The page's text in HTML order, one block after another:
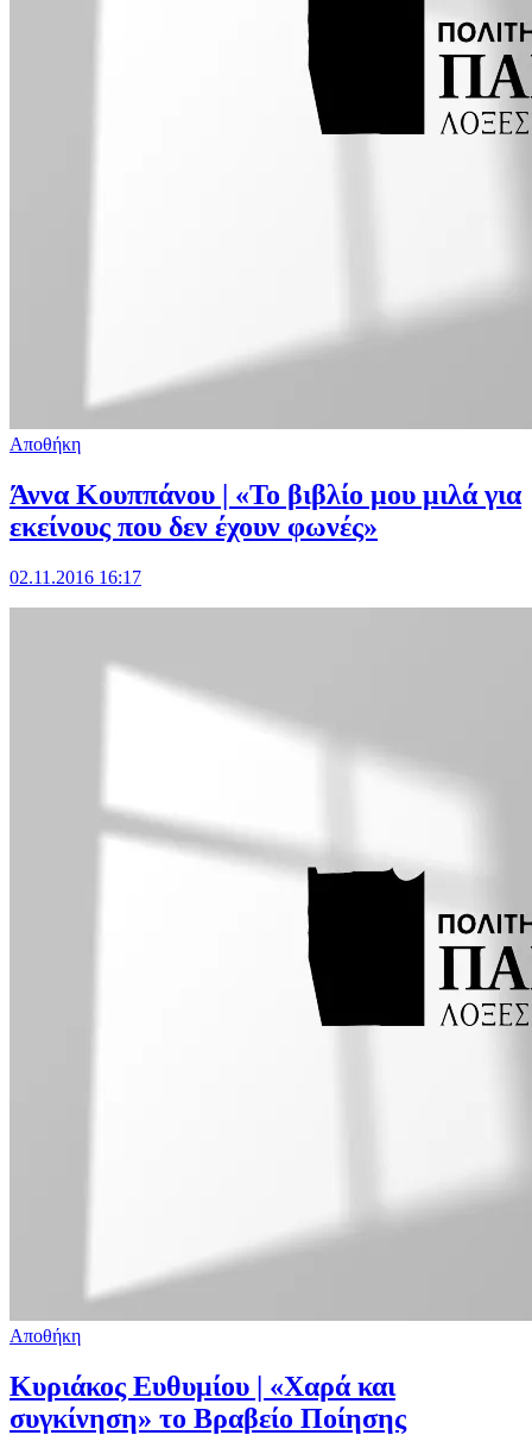
Αποθήκη
Άννα Κουππάνου | «Το βιβλίο μου μιλά για
εκείνους που δεν έχουν φωνές»
02.11.2016 16:17
Αποθήκη
Κυριάκος Ευθυμίου | «Χαρά και
συγκίνηση» το Βραβείο Ποίησης